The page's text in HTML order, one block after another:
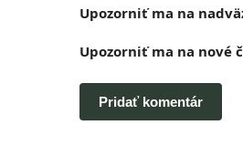
Upozorniť ma na
Upozorniť ma na nové